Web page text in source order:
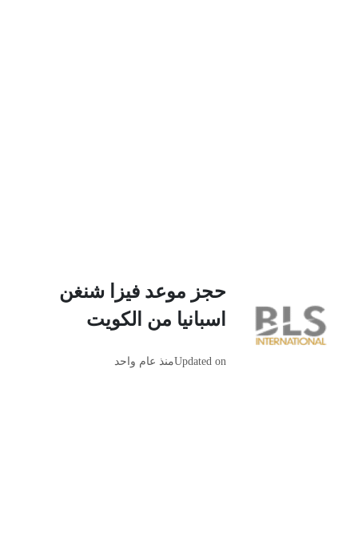
حجز موعد فيزا شنغن
اسبانيا من الكويت
Updated onمنذ عام واحد